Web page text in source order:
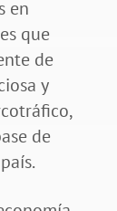
en
que
de
y
de